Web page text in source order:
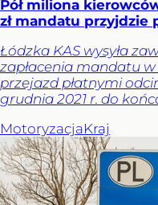
Pół miliona
zł mandatu przyjdzie
Łódzka KAS wysyła
zapłacenia mandatu w
przejazd płatnymi
grudnia 2021 r. do
MotoryzacjaKraj